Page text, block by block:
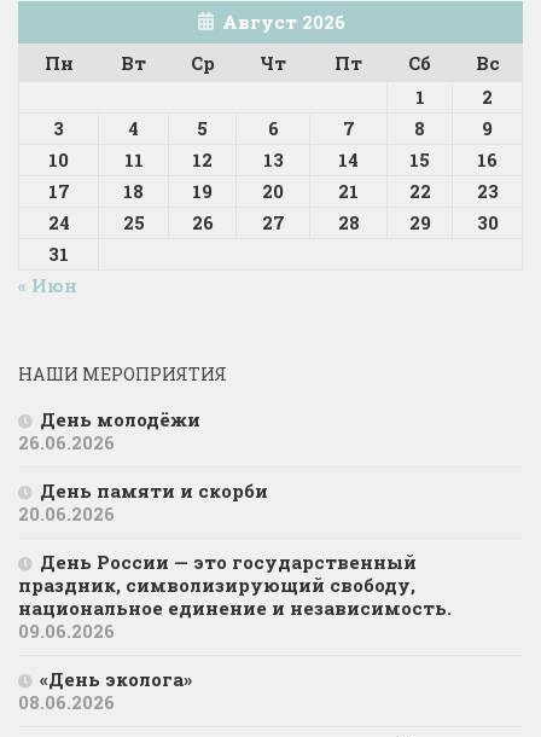
Август 2026
Пн
Вт Ср Чт Пт Сб
Вс
1
2
3
4 5 6 7 8
9
10
11 12 13 14 15
16
17
18 19 20 21 22
23
24
25 26 27 28 29
30
31
« Июн
НАШИ МЕРОПРИЯТИЯ
День молодёжи
26.06.2026
День памяти и скорби
20.06.2026
День России — это государственный
праздник, символизирующий свободу,
национальное единение и независимость.
09.06.2026
«День эколога»
08.06.2026